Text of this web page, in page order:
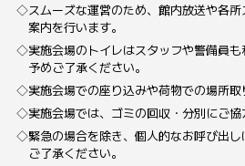
スムーズな運営のため、館内放送や各
案内を行います。
実施会場のトイレはスタッフや警備員も
予めご了承ください。
実施会場での座り込みや荷物での場所取
実施会場では、ゴミの回収・分別にご協
緊急の場合を除き、個人的なお呼び出
ご了承ください。